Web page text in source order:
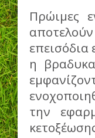
Πρώιμες
η
την